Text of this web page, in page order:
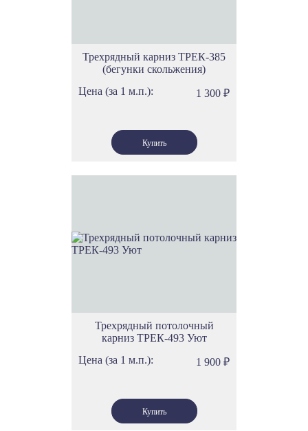
Трехрядный карниз ТРЕК-385
(бегунки скольжения)
Цена (за 1 м.п.):
1 300 ₽
Трехрядный потолочный
карниз ТРЕК-493 Уют
Цена (за 1 м.п.):
1 900 ₽